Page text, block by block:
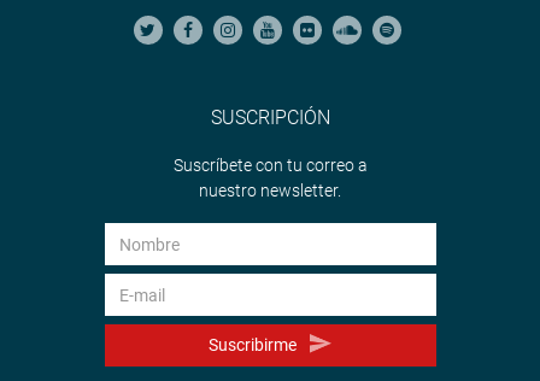
SUSCRIPCIÓN
Suscríbete con tu correo a
nuestro newsletter.
Suscribirme